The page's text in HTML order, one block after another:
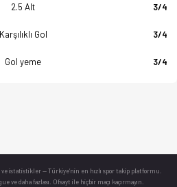
2.5 Alt 3/4
Karşılıklı Gol 3/4
Gol yeme 3/4
ve istatistikler — Türkiye’nin en hızlı spor takip platformu.
ve daha fazlası. Ofsayt ile hiçbir maçı kaçırmayın.